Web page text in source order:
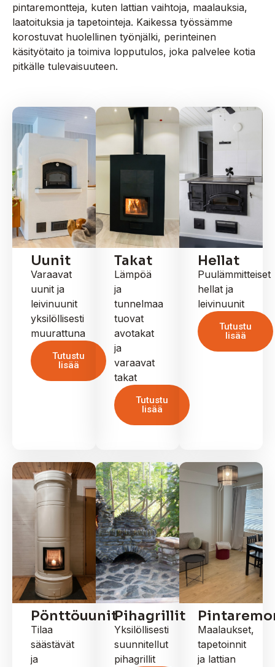
pintaremontteja, kuten lattian vaihtoja, maalauksia,
laatoituksia ja tapetointeja. Kaikessa työssämme
korostuvat huolellinen työnjälki, perinteinen
käsityötaito ja toimiva lopputulos, joka palvelee kotia
pitkälle tulevaisuuteen.
Uunit
Varaavat
uunit ja
leivinuunit
yksilöllisesti
muurattuna
Tutustu
lisää
Takat
Lämpöä
ja
tunnelmaa
tuovat
avotakat
ja
varaavat
takat
Tutustu
lisää
Hellat
Puulämmitteiset
hellat ja
leivinuunit
Tutustu
lisää
Pönttöuunit
Tilaa
säästävät
ja
Pihagrillit
Yksilöllisesti
suunnitellut
pihagrillit
Maalaukset,
tapetoinnit
ja lattian